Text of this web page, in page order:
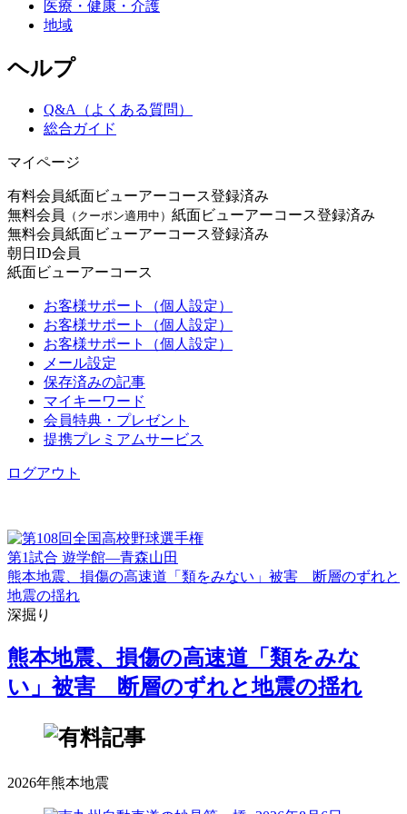
医療・健康・介護
地域
ヘルプ
Q&A（よくある質問）
総合ガイド
マイページ
有料会員紙面ビューアーコース登録済み
無料会員
（クーポン適用中） 紙面ビューアーコース登録済み
無料会員紙面ビューアーコース登録済み
朝日ID会員
紙面ビューアーコース
お客様サポート（個人設定）
お客様サポート（個人設定）
お客様サポート（個人設定）
メール設定
保存済みの記事
マイキーワード
会員特典・プレゼント
提携プレミアムサービス
ログアウト
第1試合 遊学館―青森山田
熊本地震、損傷の高速道「類をみない」被害 断層のずれと
地震の揺れ
深掘り
熊本地震、損傷の高速道「類をみな
い」被害 断層のずれと地震の揺れ
2026年熊本地震